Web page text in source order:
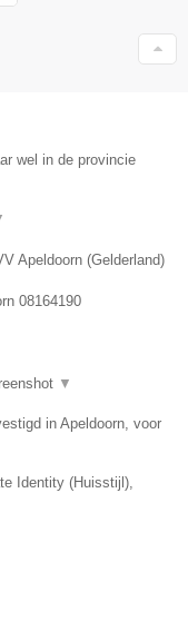
wel in de provincie
Apeldoorn (Gelderland)
08164190
▼
in Apeldoorn, voor
Identity (Huisstijl),